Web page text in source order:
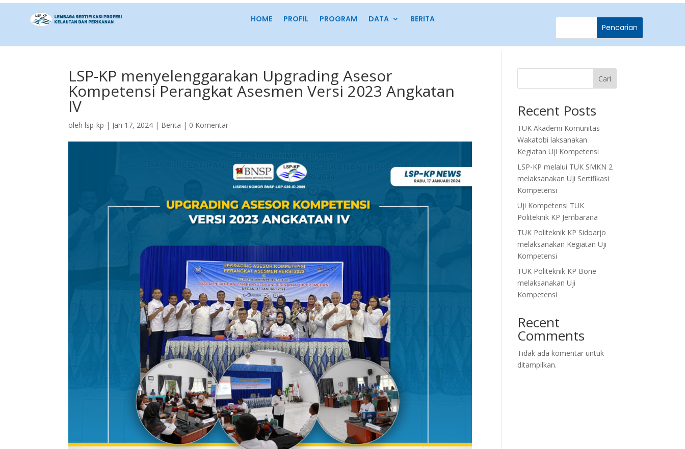
HOME PROFIL PROGRAM DATA BERITA
LSP-KP menyelenggarakan Upgrading Asesor
Kompetensi Perangkat Asesmen Versi 2023 Angkatan
IV
olehlsp-kp | Jan 17, 2024 | Berita | 0 Komentar
Cari
Recent Posts
TUK Akademi Komunitas
Wakatobi laksanakan
Kegiatan Uji Kompetensi
LSP-KP melalui TUK SMKN 2
melaksanakan Uji Sertifikasi
Kompetensi
Uji Kompetensi TUK
Politeknik KP Jembarana
TUK Politeknik KP Sidoarjo
melaksanakan Kegiatan Uji
Kompetensi
TUK Politeknik KP Bone
melaksanakan Uji
Kompetensi
Recent
Comments
Tidak ada komentar untuk
ditampilkan.